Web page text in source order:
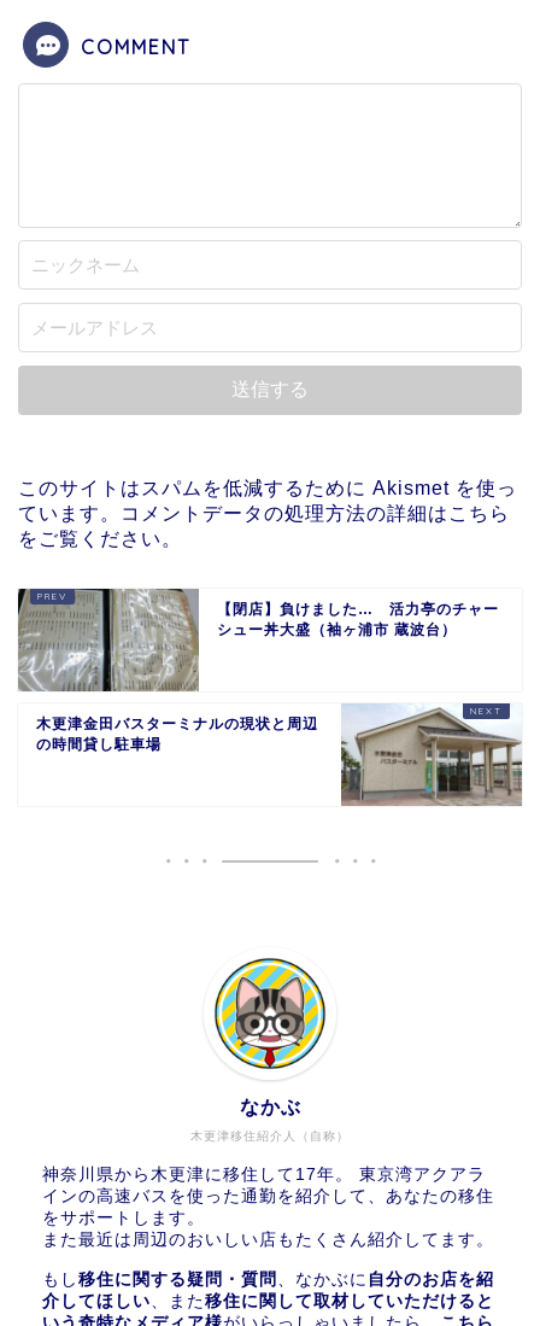
COMMENT
このサイトはスパムを低減するために Akismet を使っ
ています。
コメントデータの処理方法の詳細はこちら
をご覧ください。
【閉店】負けました… 活力亭のチャー
シュー丼大盛（袖ヶ浦市 蔵波台）
木更津金田バスターミナルの現状と周辺
の時間貸し駐車場
木更津移住紹介人（自称）
なかぶ
神奈川県から木更津に移住して17年。 東京湾アクアラ
インの高速バスを使った通勤を紹介して、あなたの移住
をサポートします。
また最近は周辺のおいしい店もたくさん紹介してます。
もし 移住に関する疑問・質問 、なかぶに 自分のお店を紹
介してほしい、また移住に関して取材していただけると